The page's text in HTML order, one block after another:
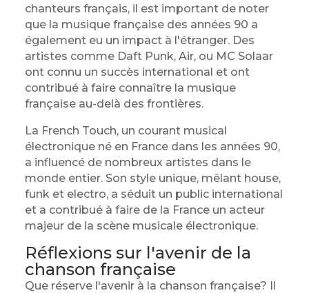
chanteurs français, il est important de noter
que la musique française des années 90 a
également eu un impact à l'étranger. Des
artistes comme Daft Punk, Air, ou MC Solaar
ont connu un succès international et ont
contribué à faire connaître la musique
française au-delà des frontières.
La French Touch, un courant musical
électronique né en France dans les années 90,
a influencé de nombreux artistes dans le
monde entier. Son style unique, mêlant house,
funk et electro, a séduit un public international
et a contribué à faire de la France un acteur
majeur de la scène musicale électronique.
Réflexions sur l'avenir de la
chanson française
Que réserve l'avenir à la chanson française? Il